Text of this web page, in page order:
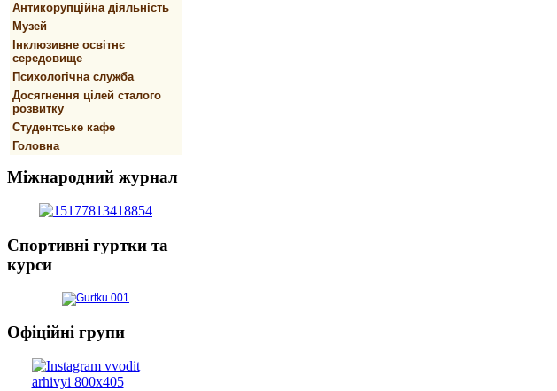
Антикорупційна діяльність
Музей
Інклюзивне освітнє
середовище
Психологічна служба
Досягнення цілей сталого
розвитку
Студентське кафе
Головна
Міжнародний журнал
Спортивнi гуртки та
курси
Офіційні групи